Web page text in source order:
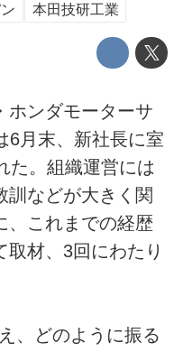
本田技研工業
ホンダモーターサ
6月末、新社長に室
た。組織運営には
訓などが大きく関
、これまでの経歴
材、3回にわたり
、どのように振る